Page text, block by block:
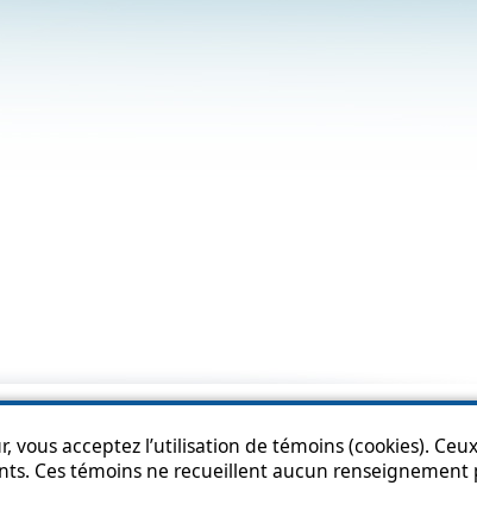
acceptez l’utilisation de témoins (cookies).
Ces témoins ne recueillent aucun